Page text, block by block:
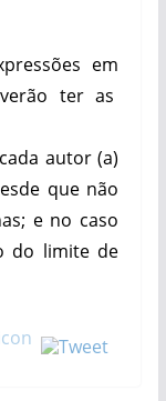
em
ter as
autor (a)
que não
e no caso
do limite de